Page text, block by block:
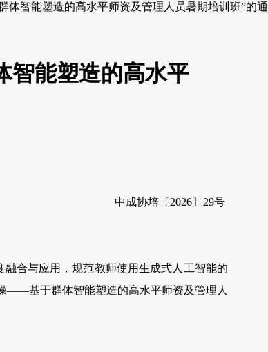
智能塑造的高水平师资及管理人员暑期培训班”的
能塑造的高水平
中成协培〔2026〕29号
合与应用，规范教师使用生成式人工智能的
——基于群体智能塑造的高水平师资及管理人